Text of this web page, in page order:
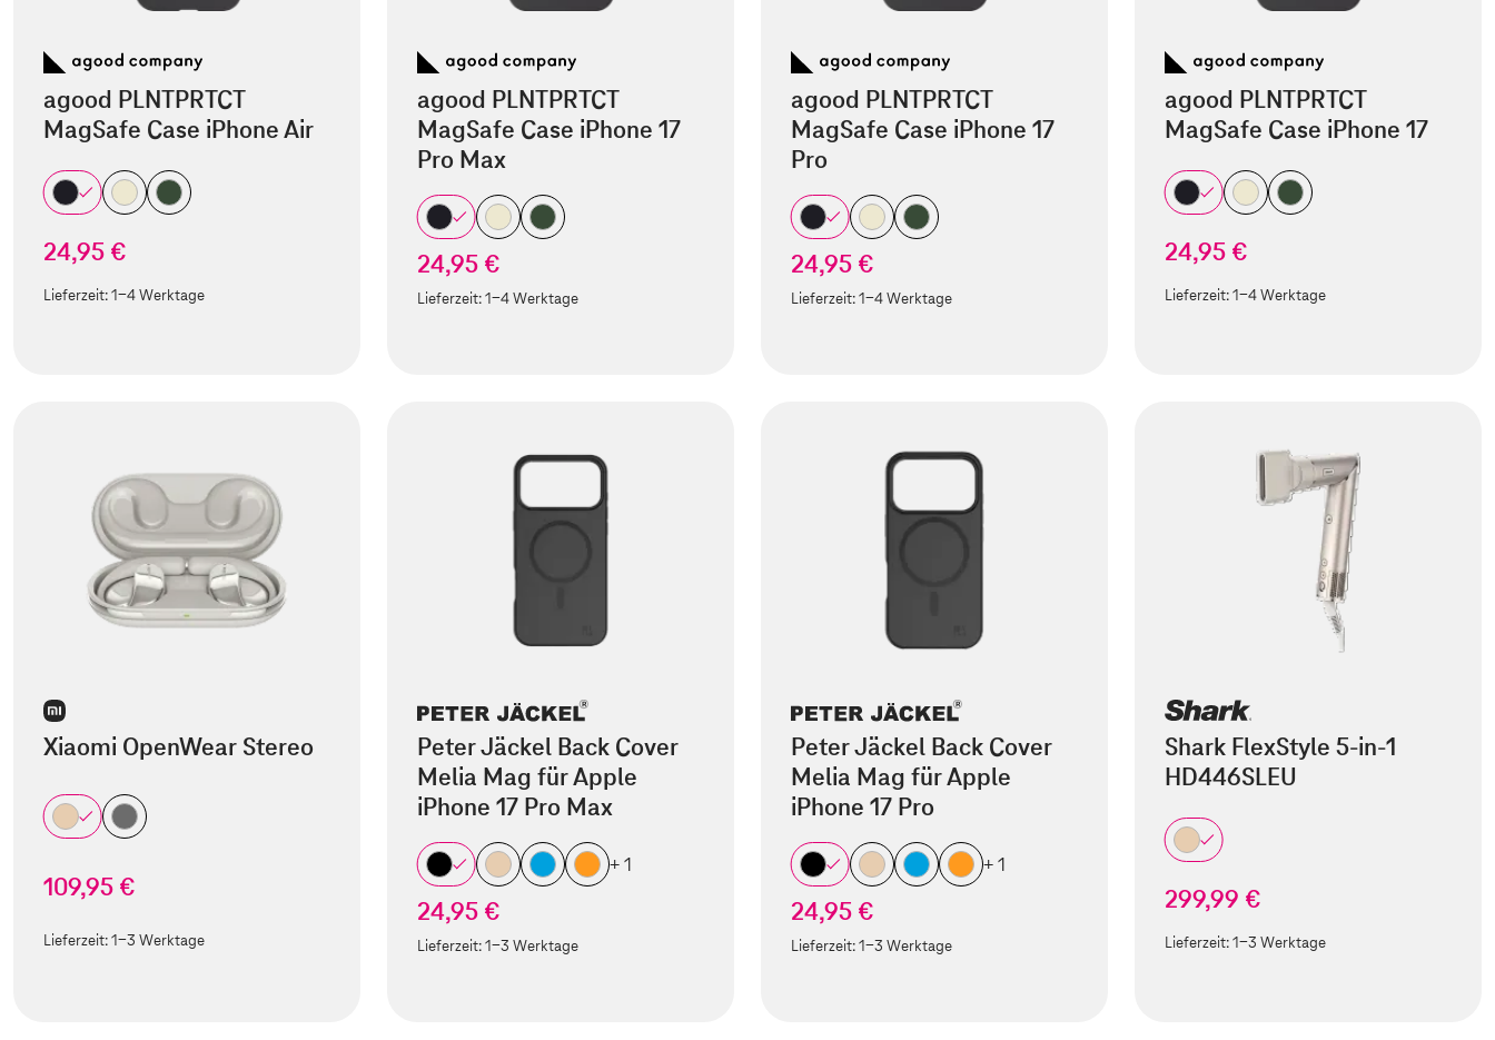
agood PLNTPRTCT
MagSafe Case iPhone Air
24,95 €
Lieferzeit:1-4 Werktage
agood PLNTPRTCT
MagSafe Case iPhone 17
Pro Max
24,95 €
Lieferzeit:1-4 Werktage
agood PLNTPRTCT
MagSafe Case iPhone 17
Pro
24,95 €
Lieferzeit:1-4 Werktage
agood PLNTPRTCT
MagSafe Case iPhone 17
24,95 €
Lieferzeit:1-4 Werktage
Xiaomi OpenWear Stereo
109,95 €
Lieferzeit:1-3 Werktage
Peter Jäckel Back Cover
Melia Mag für Apple
iPhone 17 Pro Max
+ 1
24,95 €
Lieferzeit:1-3 Werktage
Peter Jäckel Back Cover
Melia Mag für Apple
iPhone 17 Pro
+ 1
24,95 €
Lieferzeit:1-3 Werktage
Shark FlexStyle 5-in-1
HD446SLEU
299,99 €
Lieferzeit:1-3 Werktage